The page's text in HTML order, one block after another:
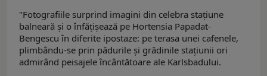
"Fotografiile surprind imagini din celebra staţiune
balneară şi o înfăţişează pe Hortensia Papadat-
Bengescu în diferite ipostaze: pe terasa unei cafenele,
plimbându-se prin pădurile şi grădinile staţiunii ori
admirând peisajele încântătoare ale Karlsbadului.